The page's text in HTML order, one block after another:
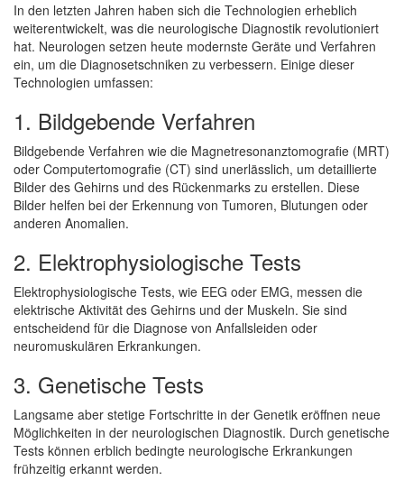
In den letzten Jahren haben sich die Technologien erheblich
weiterentwickelt, was die neurologische Diagnostik revolutioniert
hat. Neurologen setzen heute modernste Geräte und Verfahren
ein, um die Diagnosetschniken zu verbessern. Einige dieser
Technologien umfassen:
1. Bildgebende Verfahren
Bildgebende Verfahren wie die Magnetresonanztomografie (MRT)
oder Computertomografie (CT) sind unerlässlich, um detaillierte
Bilder des Gehirns und des Rückenmarks zu erstellen. Diese
Bilder helfen bei der Erkennung von Tumoren, Blutungen oder
anderen Anomalien.
2. Elektrophysiologische Tests
Elektrophysiologische Tests, wie EEG oder EMG, messen die
elektrische Aktivität des Gehirns und der Muskeln. Sie sind
entscheidend für die Diagnose von Anfallsleiden oder
neuromuskulären Erkrankungen.
3. Genetische Tests
Langsame aber stetige Fortschritte in der Genetik eröffnen neue
Möglichkeiten in der neurologischen Diagnostik. Durch genetische
Tests können erblich bedingte neurologische Erkrankungen
frühzeitig erkannt werden.